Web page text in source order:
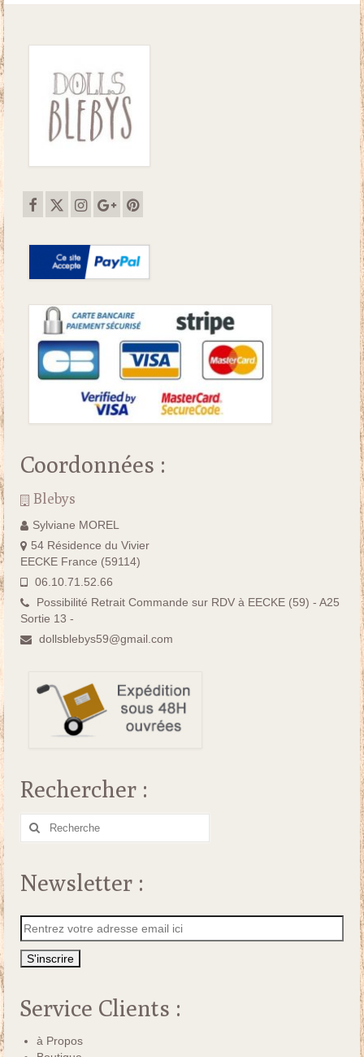
Coordonnées :
Blebys
Sylviane MOREL
54 Résidence du Vivier
EECKE France (59114)
06.10.71.52.66
Possibilité Retrait Commande sur RDV à EECKE (59) - A25
Sortie 13 -
dollsblebys59@gmail.com
Rechercher :
Rechercher
Newsletter :
Service Clients :
à Propos